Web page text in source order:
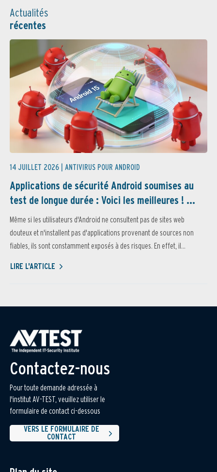
Actualités
récentes
14 JUILLET 2026 | ANTIVIRUS POUR ANDROID
Applications de sécurité Android soumises au
test de longue durée : Voici les meilleures ! ...
Même si les utilisateurs d'Android ne consultent pas de sites web
douteux et n'installent pas d'applications provenant de sources non
fiables, ils sont constamment exposés à des risques. En effet, il...
LIRE L'ARTICLE
Contactez-nous
Pour toute demande adressée à
l'institut AV-TEST, veuillez utiliser le
formulaire de contact ci-dessous
VERS LE FORMULAIRE DE
CONTACT